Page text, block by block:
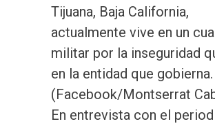
Tijuana, Baja California,
actualmente vive en un
militar por la inseguridad
en la entidad que gobierna.
(Facebook/Montserrat
En entrevista con el